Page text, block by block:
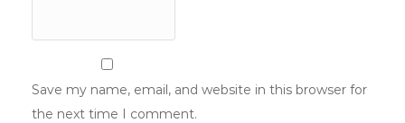
Save my name, email, and website in this browser for
the next time I comment.